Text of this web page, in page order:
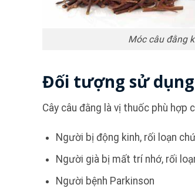
Móc câu đằng
Đối tượng sử dụng
Cây câu đằng là vị thuốc phù hợp
Người bị động kinh, rối loạn
Người già bị mất trí nhớ, rối
Người bệnh Parkinson